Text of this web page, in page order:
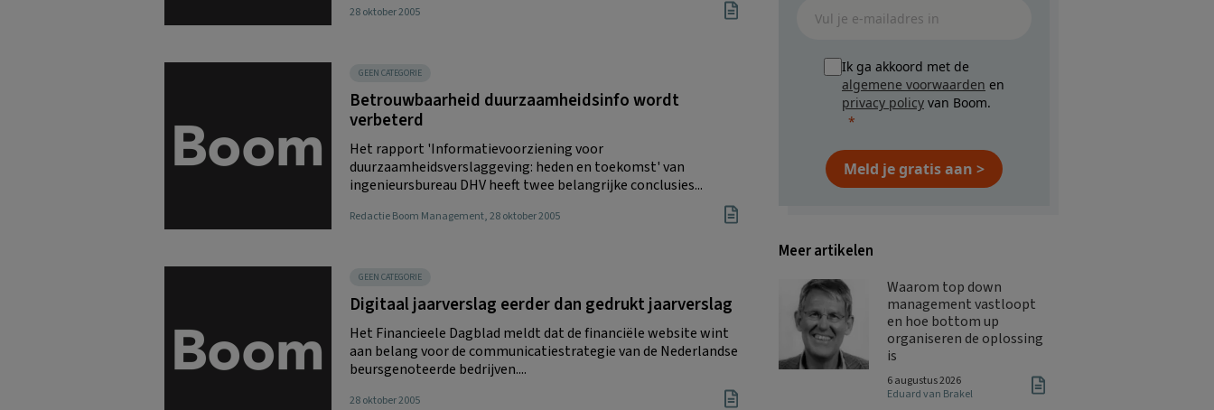
28 oktober 2005
GEEN CATEGORIE
Betrouwbaarheid duurzaamheidsinfo wordt
verbeterd
Het rapport 'Informatievoorziening voor
duurzaamheidsverslaggeving: heden en toekomst' van
ingenieursbureau DHV heeft twee belangrijke conclusies...
Redactie Boom Management, 28 oktober 2005
GEEN CATEGORIE
Digitaal jaarverslag eerder dan gedrukt jaarverslag
Het Financieele Dagblad meldt dat de financiële website wint
aan belang voor de communicatiestrategie van de Nederlandse
beursgenoteerde bedrijven....
28 oktober 2005
Ik ga akkoord met de
algemene voorwaarden en
privacy policy van Boom.
Meld je gratis aan >
Meer artikelen
Waarom top down
management vastloopt
en hoe bottom up
organiseren de oplossing
is
6 augustus 2026
Eduard van Brakel